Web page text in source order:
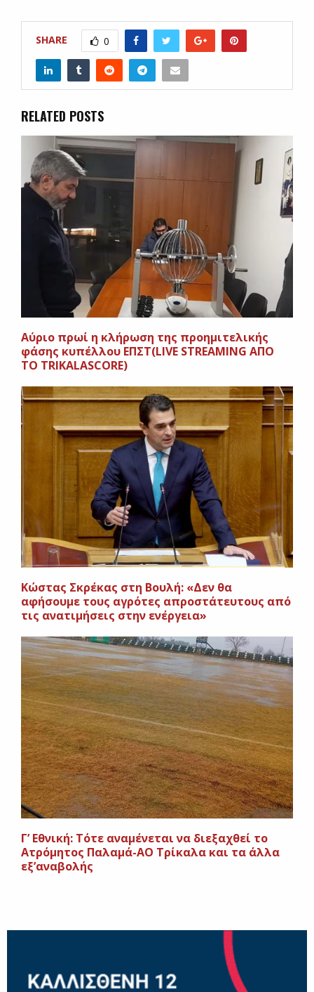
SHARE 0
RELATED POSTS
Αύριο πρωί η κλήρωση της προημιτελικής
φάσης κυπέλλου ΕΠΣΤ(LIVE STREAMING AΠΟ
ΤΟ TRIKALASCORE)
Κώστας Σκρέκας στη Βουλή: «Δεν θα
αφήσουμε τους αγρότες απροστάτευτους από
τις ανατιμήσεις στην ενέργεια»
Γ’ Εθνική: Τότε αναμένεται να διεξαχθεί το
Ατρόμητος Παλαμά-ΑΟ Τρίκαλα και τα άλλα
εξ’αναβολής